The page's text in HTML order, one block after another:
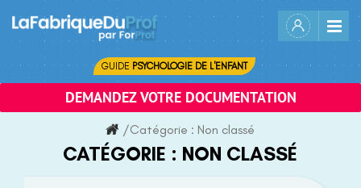
content
GUIDE PSYCHOLOGIE DE L'ENFANT
DEMANDEZ VOTRE DOCUMENTATION
/Catégorie : Non classé
CATÉGORIE : NON CLASSÉ